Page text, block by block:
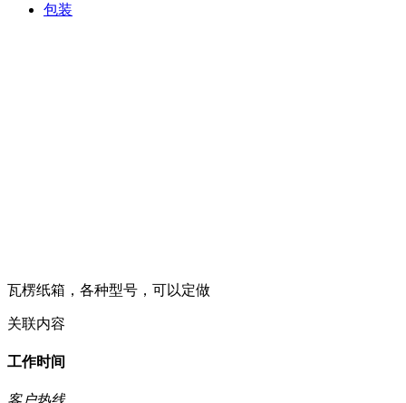
包装
瓦楞纸箱，各种型号，可以定做
关联内容
工作时间